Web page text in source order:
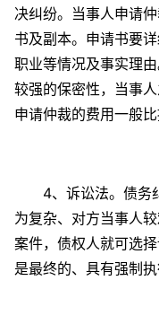
决纠纷。当事人申请
书及副本。申请书要
职业等情况及事实理
较强的保密性，当事
申请仲裁的费用一般比
4、诉讼法。债务纠
为复杂、对方当事人
案件，债权人就可选
是最终的、具有强制执